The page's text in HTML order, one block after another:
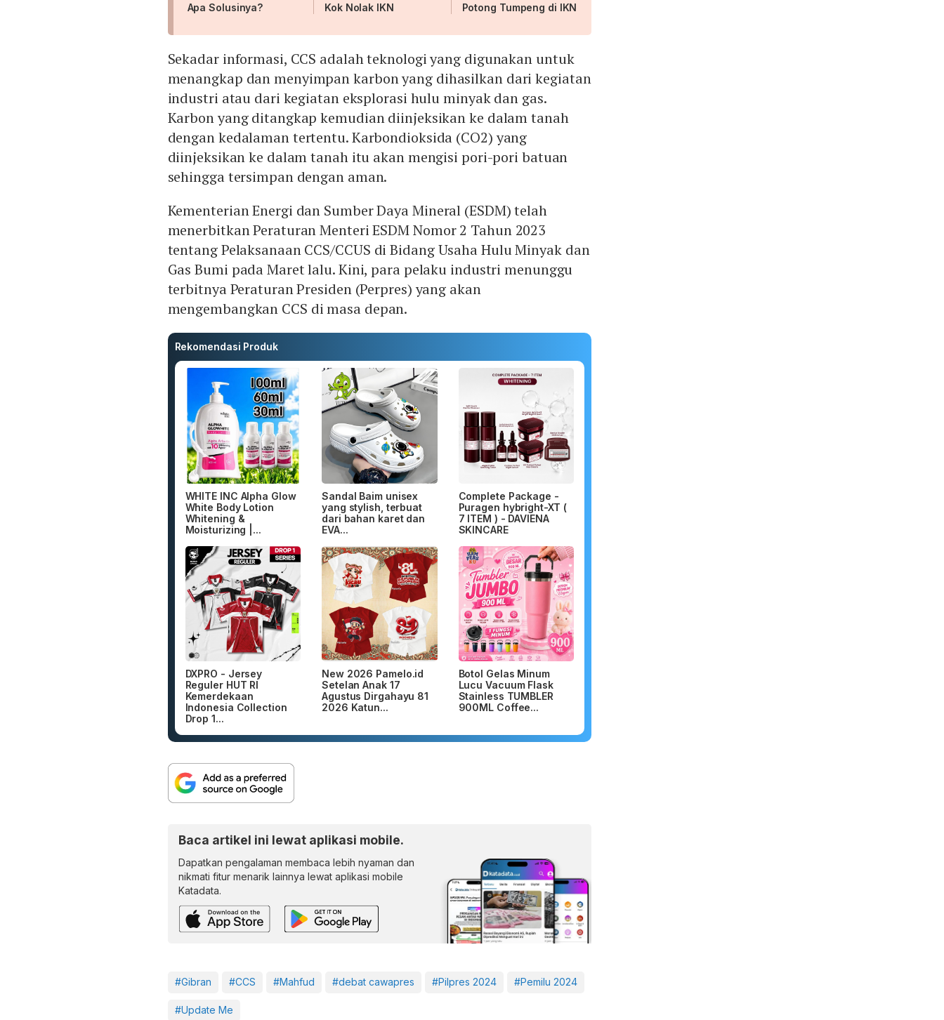
Apa Solusinya?
Kok Nolak IKN
Potong Tumpeng di IKN
Sekadar informasi, CCS adalah teknologi yang digunakan untuk
menangkap dan menyimpan karbon yang dihasilkan dari kegiatan
industri atau dari kegiatan eksplorasi hulu minyak dan gas.
Karbon yang ditangkap kemudian diinjeksikan ke dalam tanah
dengan kedalaman tertentu. Karbondioksida (CO2) yang
diinjeksikan ke dalam tanah itu akan mengisi pori-pori batuan
sehingga tersimpan dengan aman.
Kementerian Energi dan Sumber Daya Mineral (ESDM) telah
menerbitkan Peraturan Menteri ESDM Nomor 2 Tahun 2023
tentang Pelaksanaan CCS/CCUS di Bidang Usaha Hulu Minyak dan
Gas Bumi pada Maret lalu. Kini, para pelaku industri menunggu
terbitnya Peraturan Presiden (Perpres) yang akan
mengembangkan CCS di masa depan.
Rekomendasi Produk
WHITE INC Alpha Glow
White Body Lotion
Whitening &
Moisturizing |...
Sandal Baim unisex
yang stylish, terbuat
dari bahan karet dan
EVA...
Complete Package -
Puragen hybright-XT (
7 ITEM ) - DAVIENA
SKINCARE
DXPRO - Jersey
Reguler HUT RI
Kemerdekaan
Indonesia Collection
Drop 1...
New 2026 Pamelo.id
Setelan Anak 17
Agustus Dirgahayu 81
2026 Katun...
Botol Gelas Minum
Lucu Vacuum Flask
Stainless TUMBLER
900ML Coffee...
Baca artikel ini lewat aplikasi mobile.
Dapatkan pengalaman membaca lebih nyaman dan
nikmati fitur menarik lainnya lewat aplikasi mobile
Katadata.
#Gibran #CCS #Mahfud #debat cawapres #Pilpres 2024 #Pemilu 2024
#Update Me